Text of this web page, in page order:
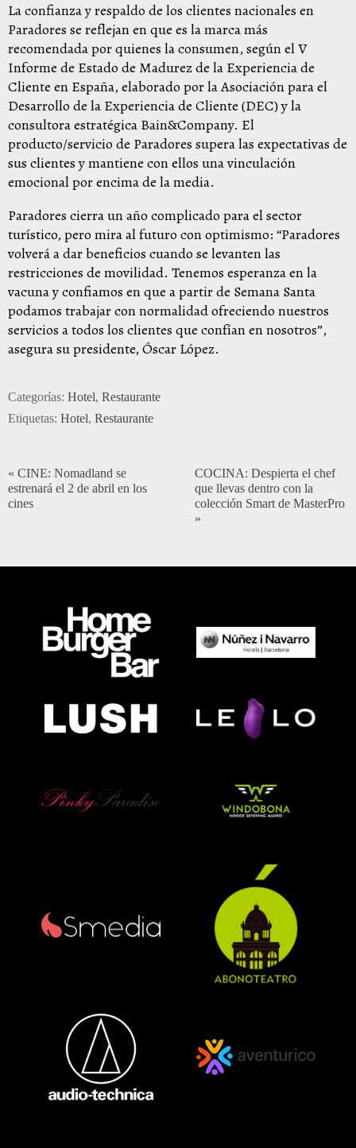
La confianza y respaldo de los clientes nacionales en
Paradores se reflejan en que es la marca más
recomendada por quienes la consumen, según el V
Informe de Estado de Madurez de la Experiencia de
Cliente en España, elaborado por la Asociación para el
Desarrollo de la Experiencia de Cliente (DEC) y la
consultora estratégica Bain&Company. El
producto/servicio de Paradores supera las expectativas de
sus clientes y mantiene con ellos una vinculación
emocional por encima de la media.
Paradores cierra un año complicado para el sector
turístico, pero mira al futuro con optimismo: “Paradores
volverá a dar beneficios cuando se levanten las
restricciones de movilidad. Tenemos esperanza en la
vacuna y confiamos en que a partir de Semana Santa
podamos trabajar con normalidad ofreciendo nuestros
servicios a todos los clientes que confían en nosotros”,
asegura su presidente, Óscar López.
Categorías: Hotel, Restaurante
Etiquetas: Hotel, Restaurante
« CINE: Nomadland se
estrenará el 2 de abril en los
cines
COCINA: Despierta el chef
que llevas dentro con la
colección Smart de MasterPro
»